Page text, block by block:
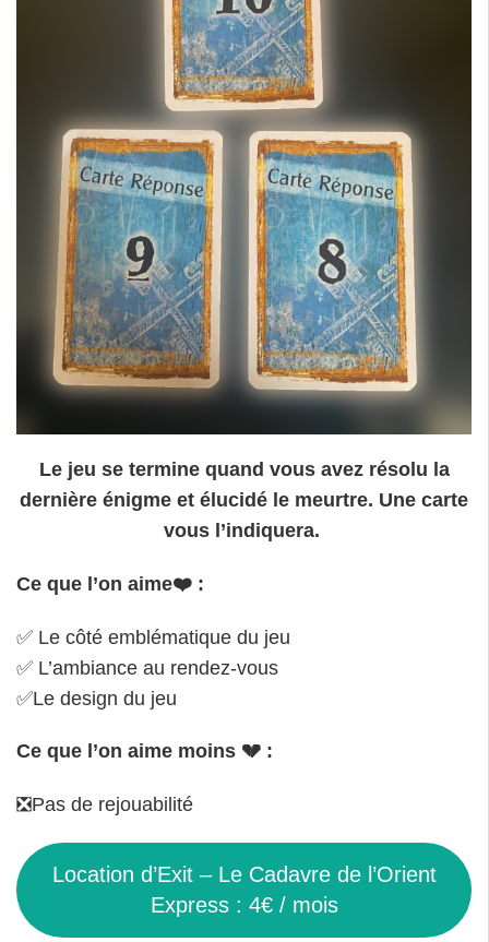
Le jeu se termine quand vous avez résolu la
dernière énigme et élucidé le meurtre. Une carte
vous l’indiquera.
Ce que l’on aime❤️ :
✅ Le côté emblématique du jeu
✅ L’ambiance au rendez-vous
✅Le design du jeu
Ce que l’on aime moins 💔 :
❎Pas de rejouabilité
Location d’Exit – Le Cadavre de l’Orient
Express : 4€ / mois